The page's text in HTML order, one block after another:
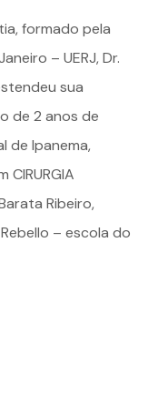
, formado pela
– UERJ, Dr.
sua
de 2 anos de
de Ipanema,
Ribeiro,
– escola do